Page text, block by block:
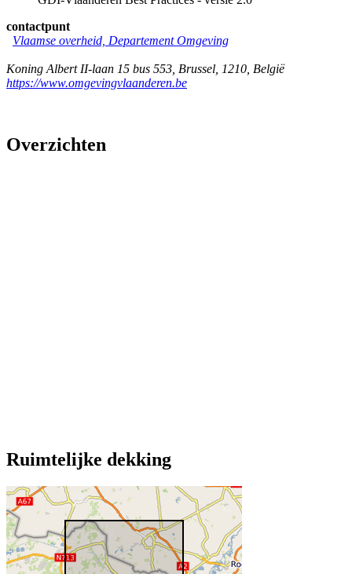
contactpunt
Vlaamse overheid, Departement Omgeving
Koning Albert II-laan 15 bus 553 Brussel 1210 België
https://www.omgevingvlaanderen.be
Overzichten
Ruimtelijke dekking